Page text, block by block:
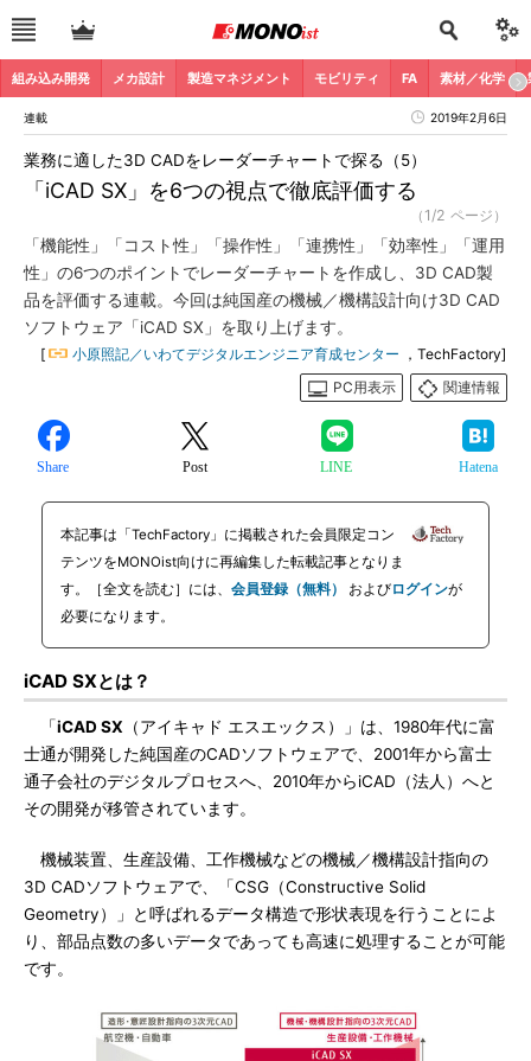
組み込み開発 メカ設計 製造マネジメント モビリティ FA 素材／化学
連載 2019年2月6日
「iCAD SX」を6つの視点で徹底評価する
業務に適した3D CADをレーダーチャートで探る（5）
（1/2 ページ）
「機能性」「コスト性」「操作性」「連携性」「効率性」「運用
性」の6つのポイントでレーダーチャートを作成し、3D CAD製
品を評価する連載。今回は純国産の機械／機構設計向け3D CAD
ソフトウェア「iCAD SX」を取り上げます。
[ 小原照記／いわてデジタルエンジニア育成センター ，TechFactory]
PC用表示
関連情報
Share Post LINE Hatena
本記事は「TechFactory」に掲載された会員限定コン
テンツをMONOist向けに再編集した転載記事となりま
す。［全文を読む］には、 会員登録（無料） およびログインが
必要になります。
iCAD SXとは？
「iCAD SX （アイキャド エスエックス）」は、1980年代に富
士通が開発した純国産のCADソフトウェアで、2001年から富士
通子会社のデジタルプロセスへ、2010年からiCAD（法人）へと
その開発が移管されています。
機械装置、生産設備、工作機械などの機械／機構設計指向の
3D CADソフトウェアで、「CSG（Constructive Solid
Geometry）」と呼ばれるデータ構造で形状表現を行うことによ
り、部品点数の多いデータであっても高速に処理することが可能
です。